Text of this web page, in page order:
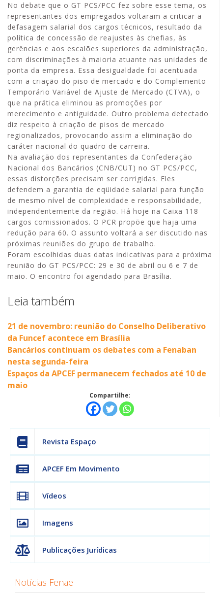
No debate que o GT PCS/PCC fez sobre esse tema, os
representantes dos empregados voltaram a criticar a
defasagem salarial dos cargos técnicos, resultado da
política de concessão de reajustes às chefias, às
gerências e aos escalões superiores da administração,
com discriminações à maioria atuante nas unidades de
ponta da empresa. Essa desigualdade foi acentuada
com a criação do piso de mercado e do Complemento
Temporário Variável de Ajuste de Mercado (CTVA), o
que na prática eliminou as promoções por
merecimento e antiguidade. Outro problema detectado
diz respeito à criação de pisos de mercado
regionalizados, provocando assim a eliminação do
caráter nacional do quadro de carreira.
Na avaliação dos representantes da Confederação
Nacional dos Bancários (CNB/CUT) no GT PCS/PCC,
essas distorções precisam ser corrigidas. Eles
defendem a garantia de eqüidade salarial para função
de mesmo nível de complexidade e responsabilidade,
independentemente da região. Há hoje na Caixa 118
cargos comissionados. O PCR propõe que haja uma
redução para 60. O assunto voltará a ser discutido nas
próximas reuniões do grupo de trabalho.
Foram escolhidas duas datas indicativas para a próxima
reunião do GT PCS/PCC: 29 e 30 de abril ou 6 e 7 de
maio. O encontro foi agendado para Brasília.
Leia também
21 de novembro: reunião do Conselho Deliberativo
da Funcef acontece em Brasília
Bancários continuam os debates com a Fenaban
nesta segunda-feira
Espaços da APCEF permanecem fechados até 10 de
maio
Compartilhe:
Revista Espaço
APCEF Em Movimento
Vídeos
Imagens
Publicações Jurídicas
Notícias Fenae